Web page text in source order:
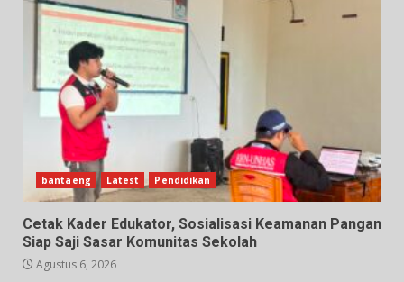
bantaeng Latest Pendidikan
Cetak Kader Edukator, Sosialisasi Keamanan Pangan
Siap Saji Sasar Komunitas Sekolah
Agustus 6, 2026